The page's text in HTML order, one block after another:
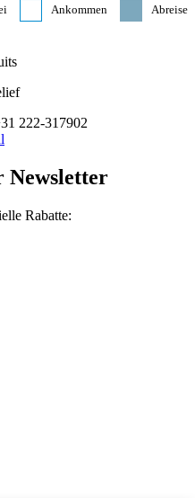
Ankommen Abreise
222-317902
Newsletter
Rabatte: